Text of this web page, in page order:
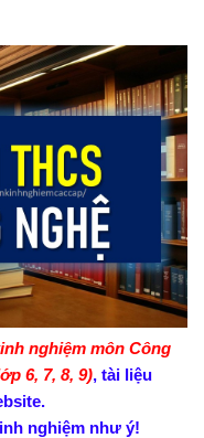
nghiệm môn Công
6, 7, 8, 9), tài liệu
nghiệm như ý!